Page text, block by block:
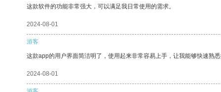
这款软件的功能非常强大，可以满足我日常使用的需求。
2024-08-01
游客
这款app的用户界面简洁明了，使用起来非常容易上手，让我能够快速熟悉
2024-08-01